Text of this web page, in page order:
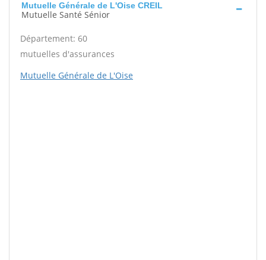
Mutuelle Générale de L'Oise CREIL
Mutuelle Santé Sénior
Département: 60
mutuelles d'assurances
Mutuelle Générale de L'Oise